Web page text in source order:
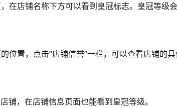
在店铺名称下方可以看到皇冠标志。皇冠等级
位置，点击“店铺信誉”一栏，可以查看店铺的具
铺，在店铺信息页面也能看到皇冠等级。